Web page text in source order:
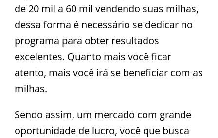
de 20 mil a 60 mil vendendo suas milhas,
dessa forma é necessário se dedicar no
programa para obter resultados
excelentes. Quanto mais você ficar
atento, mais você irá se beneficiar com as
milhas.
Sendo assim, um mercado com grande
oportunidade de lucro, você que busca